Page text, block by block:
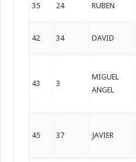
35 24 RUBEN
42 34 DAVID
43 3
MIGUEL
ANGEL
45 37 JAVIER